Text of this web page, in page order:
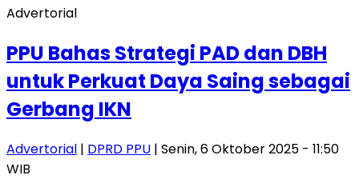
Advertorial
PPU Bahas Strategi PAD dan DBH
untuk Perkuat Daya Saing sebagai
Gerbang IKN
Advertorial | DPRD PPU | Senin, 6 Oktober 2025 - 11:50
WIB